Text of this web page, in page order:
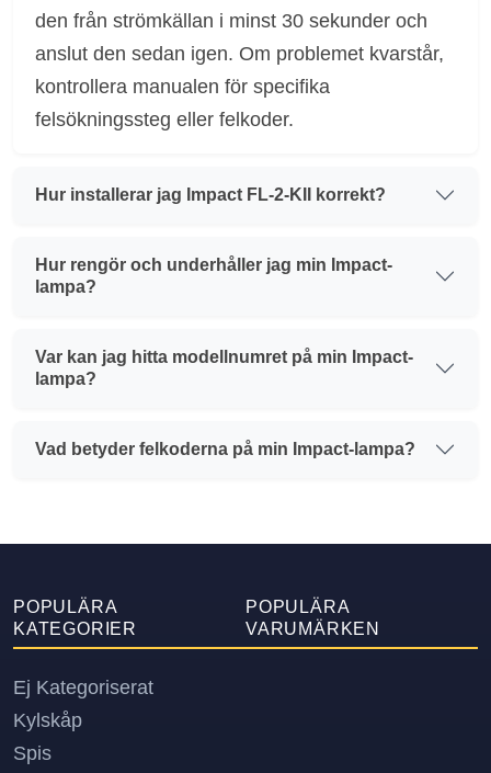
den från strömkällan i minst 30 sekunder och
anslut den sedan igen. Om problemet kvarstår,
kontrollera manualen för specifika
felsökningssteg eller felkoder.
Hur installerar jag Impact FL-2-KII korrekt?
Hur rengör och underhåller jag min Impact-
lampa?
Var kan jag hitta modellnumret på min Impact-
lampa?
Vad betyder felkoderna på min Impact-lampa?
POPULÄRA
KATEGORIER
Ej Kategoriserat
Kylskåp
Spis
POPULÄRA
VARUMÄRKEN